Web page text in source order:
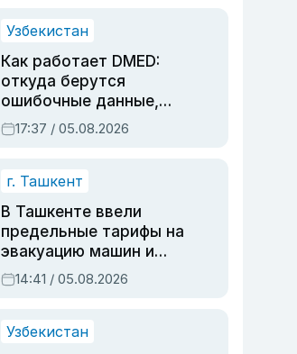
Узбекистан
Как работает DMED:
откуда берутся
ошибочные данные,
дубли аккаунтов и
очереди по онлайн-
17:37 / 05.08.2026
г. Ташкент
В Ташкенте ввели
предельные тарифы на
эвакуацию машин и
штрафстоянки
14:41 / 05.08.2026
Узбекистан